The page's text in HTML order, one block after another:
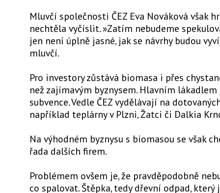
Mluvčí společnosti ČEZ Eva Nováková však
nechtěla vyčíslit. »Zatím nebudeme
jen není úplně jasné, jak se návrhy budou
mluvčí.
Pro investory zůstává biomasa i přes
než zajímavým byznysem. Hlavním
subvence. Vedle ČEZ vydělávají na
například teplárny v Plzni, Žatci či Dalkia
Na výhodném byznysu s biomasou se však
řada dalších firem.
Problémem ovšem je, že pravděpodobně
co spalovat. Štěpka, tedy dřevní odpad,